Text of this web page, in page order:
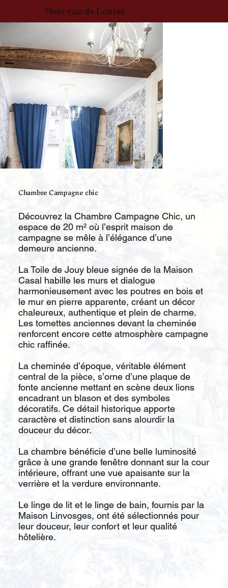
Huis van de Louise
Chambre Campagne chic
Découvrez la Chambre Campagne Chic, un
espace de 20 m² où l’esprit maison de
campagne se mêle à l’élégance d’une
demeure ancienne.
La Toile de Jouy bleue signée de la Maison
Casal habille les murs et dialogue
harmonieusement avec les poutres en bois et
le mur en pierre apparente, créant un décor
chaleureux, authentique et plein de charme.
Les tomettes anciennes devant la cheminée
renforcent encore cette atmosphère campagne
chic raffinée.
La cheminée d’époque, véritable élément
central de la pièce, s’orne d’une plaque de
fonte ancienne mettant en scène deux lions
encadrant un blason et des symboles
décoratifs. Ce détail historique apporte
caractère et distinction sans alourdir la
douceur du décor.
La chambre bénéficie d’une belle luminosité
grâce à une grande fenêtre donnant sur la cour
intérieure, offrant une vue apaisante sur la
verrière et la verdure environnante.
Le linge de lit et le linge de bain, fournis par la
Maison Linvosges, ont été sélectionnés pour
leur douceur, leur confort et leur qualité
hôtelière.